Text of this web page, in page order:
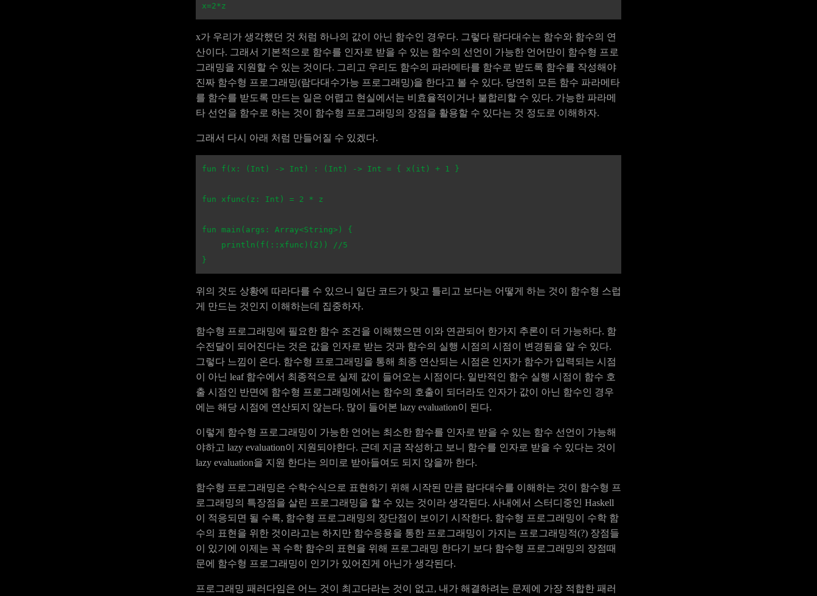
x=2*z
x가 우리가 생각했던 것 처럼 하나의 값이 아닌 함수인 경우다. 그렇다 람다대수는 함수와 함수의 연
산이다. 그래서 기본적으로 함수를 인자로 받을 수 있는 함수의 선언이 가능한 언어만이 함수형 프로
그래밍을 지원할 수 있는 것이다. 그리고 우리도 함수의 파라메타를 함수로 받도록 함수를 작성해야
진짜 함수형 프로그래밍(람다대수가능 프로그래밍)을 한다고 볼 수 있다. 당연히 모든 함수 파라메타
를 함수를 받도록 만드는 일은 어렵고 현실에서는 비효율적이거나 불합리할 수 있다. 가능한 파라메
타 선언을 함수로 하는 것이 함수형 프로그래밍의 장점을 활용할 수 있다는 것 정도로 이해하자.
그래서 다시 아래 처럼 만들어질 수 있겠다.
fun f ( x : ( Int ) -> Int ) : ( Int ) -> Int = { x ( it ) + 1 }
fun xfunc ( z : Int ) = 2 * z
fun main ( args : Array<String>)
{
println ( f ( :: xfunc )( 2 ))
//5
}
위의 것도 상황에 따라다를 수 있으니 일단 코드가 맞고 틀리고 보다는 어떻게 하는 것이 함수형 스럽
게 만드는 것인지 이해하는데 집중하자.
함수형 프로그래밍에 필요한 함수 조건을 이해했으면 이와 연관되어 한가지 추론이 더 가능하다. 함
수전달이 되어진다는 것은 값을 인자로 받는 것과 함수의 실행 시점의 시점이 변경됨을 알 수 있다.
그렇다 느낌이 온다. 함수형 프로그래밍을 통해 최종 연산되는 시점은 인자가 함수가 입력되는 시점
이 아닌 leaf 함수에서 최종적으로 실제 값이 들어오는 시점이다. 일반적인 함수 실행 시점이 함수 호
출 시점인 반면에 함수형 프로그래밍에서는 함수의 호출이 되더라도 인자가 값이 아닌 함수인 경우
에는 해당 시점에 연산되지 않는다. 많이 들어본 lazy evaluation이 된다.
이렇게 함수형 프로그래밍이 가능한 언어는 최소한 함수를 인자로 받을 수 있는 함수 선언이 가능해
야하고 lazy evaluation이 지원되야한다. 근데 지금 작성하고 보니 함수를 인자로 받을 수 있다는 것이
lazy evaluation을 지원 한다는 의미로 받아들여도 되지 않을까 한다.
함수형 프로그래밍은 수학수식으로 표현하기 위해 시작된 만큼 람다대수를 이해하는 것이 함수형 프
로그래밍의 특장점을 살린 프로그래밍을 할 수 있는 것이라 생각된다. 사내에서 스터디중인 Haskell
이 적응되면 될 수록, 함수형 프로그래밍의 장단점이 보이기 시작한다. 함수형 프로그래밍이 수학 함
수의 표현을 위한 것이라고는 하지만 함수응용을 통한 프로그래밍이 가지는 프로그래밍적(?) 장점들
이 있기에 이제는 꼭 수학 함수의 표현을 위해 프로그래밍 한다기 보다 함수형 프로그래밍의 장점때
문에 함수형 프로그래밍이 인기가 있어진게 아닌가 생각된다.
프로그래밍 패러다임은 어느 것이 최고다라는 것이 없고, 내가 해결하려는 문제에 가장 적합한 패러